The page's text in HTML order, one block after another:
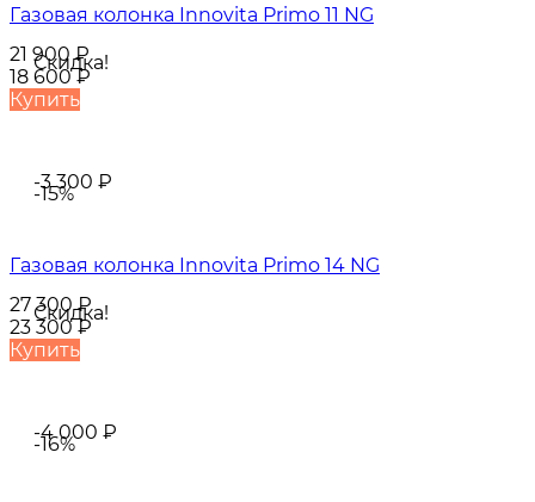
Скидка!
-3 300 ₽
Газовая колонка Innovita Primo 11 NG
21 900₽
18 600₽
Купить
-15%
Скидка!
-4 000 ₽
Газовая колонка Innovita Primo 14 NG
27 300₽
23 300₽
Купить
-16%